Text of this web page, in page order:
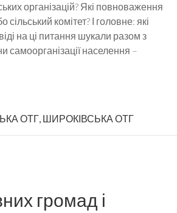
організацій? Які повноваження
комітет? І головне: які
на ці питання шукали разом з
самоорганізації населення –
ОТГ, ШИРОКІВСЬКА ОТГ
громад і